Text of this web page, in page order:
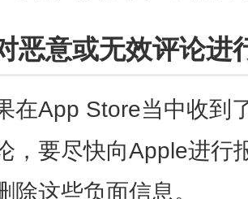
恶意或无效评论进
在App Store当中收到
，要尽快向Apple进行
除这些负面信息。